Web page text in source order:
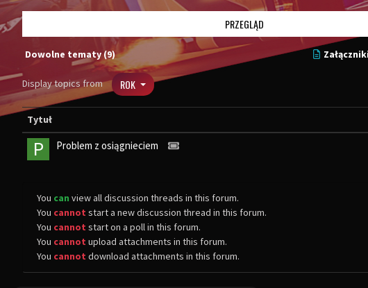
PRZEGLĄD
Dowolne tematy (9)
Display topics from ROK
Tytuł
P Problem z osiągnieciem
You can view all discussion threads in this forum.
You cannot start a new discussion thread in this forum.
You cannot start on a poll in this forum.
You cannot upload attachments in this forum.
You cannot download attachments in this forum.